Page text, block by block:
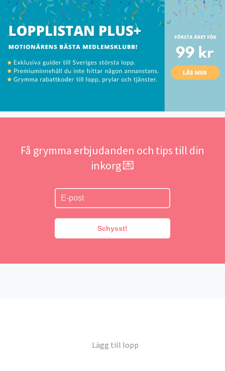
Få grymma erbjudanden och tips till din
inkorg 💌
Schysst!
Lägg till lopp